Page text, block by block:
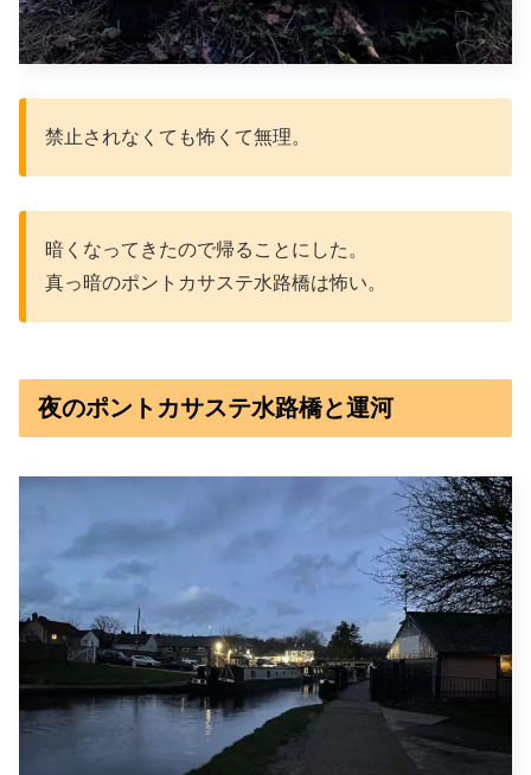
禁止されなくても怖くて無理。
暗くなってきたので帰ることにした。
真っ暗のポントカサステ水路橋は怖い。
夜のポントカサステ水路橋と運河